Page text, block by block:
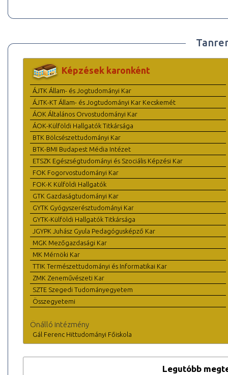
Képzések karonként
ÁJTK Állam- és Jogtudományi Kar
ÁJTK-KT Állam- és Jogtudományi Kar Kecskemét
ÁOK Általános Orvostudományi Kar
ÁOK-Külföldi Hallgatók Titkársága
BTK Bölcsészettudományi Kar
BTK-BMI Budapest Média Intézet
ETSZK Egészségtudományi és Szociális Képzési Kar
FOK Fogorvostudományi Kar
FOK-K Külföldi Hallgatók
GTK Gazdaságtudományi Kar
GYTK Gyógyszerésztudományi Kar
GYTK-Külföldi Hallgatók Titkársága
JGYPK Juhász Gyula Pedagógusképző Kar
MGK Mezőgazdasági Kar
MK Mérnöki Kar
TTIK Természettudományi és Informatikai Kar
ZMK Zeneművészeti Kar
SZTE Szegedi Tudományegyetem
Összegyetemi
Önálló intézmény
Gál Ferenc Hittudományi Főiskola
Legutóbb